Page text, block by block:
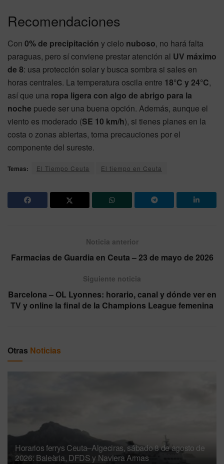
Recomendaciones
Con 0% de precipitación y cielo nuboso, no hará falta
paraguas, pero sí conviene prestar atención al UV máximo
de 8: usa protección solar y busca sombra si sales en
horas centrales. La temperatura oscila entre 18°C y 24°C,
así que una ropa ligera con algo de abrigo para la
noche puede ser una buena opción. Además, aunque el
viento es moderado (SE 10 km/h), si tienes planes en la
costa o zonas abiertas, toma precauciones por el
componente del sureste.
Temas: El Tiempo Ceuta El tiempo en Ceuta
Noticia anterior
Farmacias de Guardia en Ceuta – 23 de mayo de 2026
Siguiente noticia
Barcelona – OL Lyonnes: horario, canal y dónde ver en
TV y online la final de la Champions League femenina
Otras Noticias
Horarios ferrys Ceuta–Algeciras, sábado 8 de agosto de
2026: Baleària, DFDS y Naviera Armas